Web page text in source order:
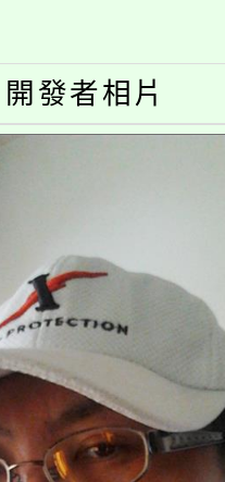
詳情可洽有
習
育及科技中
教案入校路
育專業人
開發者相片